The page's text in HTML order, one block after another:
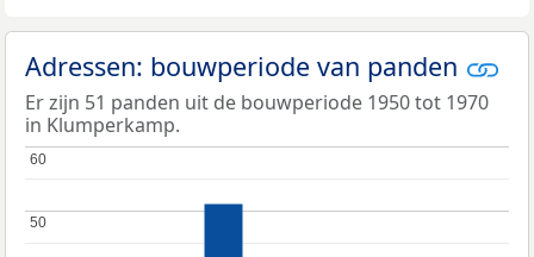
Adressen: bouwperiode van panden
Er zijn 51 panden uit de bouwperiode 1950 tot 1970
in Klumperkamp.
50
50
60
60